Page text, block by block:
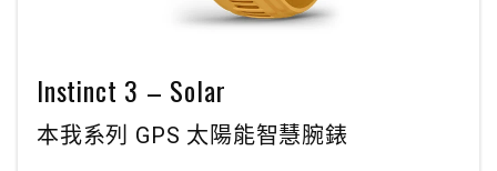
Instinct 3 – Solar
本我系列 GPS 太陽能智慧腕錶